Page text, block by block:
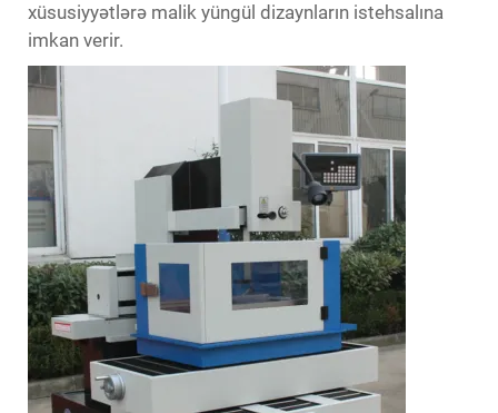
xüsusiyyətlərə malik yüngül dizaynların istehsalına
imkan verir.